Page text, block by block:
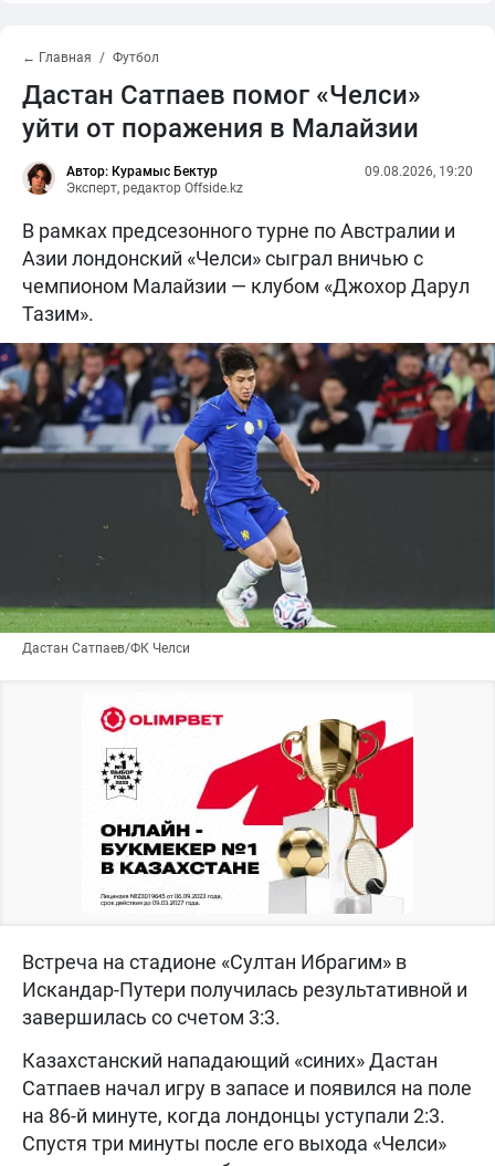
← Главная Футбол
Дастан Сатпаев помог «Челси»
уйти от поражения в Малайзии
Автор: Курамыс Бектур
Эксперт, редактор Offside.kz
09.08.2026, 19:20
В рамках предсезонного турне по Австралии и
Азии лондонский «Челси» сыграл вничью с
чемпионом Малайзии — клубом «Джохор Дарул
Тазим».
Дастан Сатпаев/ФК Челси
Встреча на стадионе «Султан Ибрагим» в
Искандар-Путери получилась результативной и
завершилась со счетом 3:3.
Казахстанский нападающий «синих» Дастан
Сатпаев начал игру в запасе и появился на поле
на 86-й минуте, когда лондонцы уступали 2:3.
Спустя три минуты после его выхода «Челси»